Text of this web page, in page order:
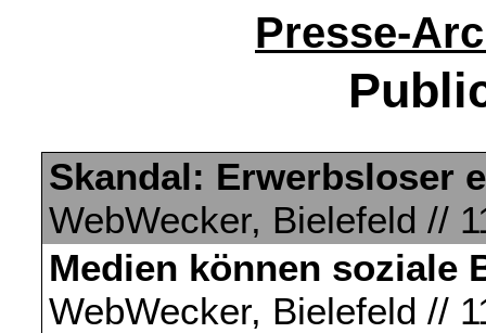
Presse-
Skandal: Erwerbsloser
WebWecker, Bielefeld //
Medien können soziale
WebWecker, Bielefeld //